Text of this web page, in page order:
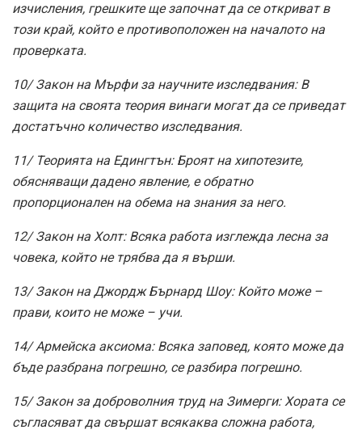
изчисления, грешките ще започнат да се откриват в
този край, който е противоположен на началото на
проверката.
10/ Закон на Мърфи за научните изследвания: В
защита на своята теория винаги могат да се приведат
достатъчно количество изследвания.
11/ Теорията на Едингтън: Броят на хипотезите,
обясняващи дадено явление, е обратно
пропорционален на обема на знания за него.
12/ Закон на Холт: Всяка работа изглежда лесна за
човека, който не трябва да я върши.
13/ Закон на Джордж Бърнард Шоу: Който може –
прави, които не може – учи.
14/ Армейска аксиома: Всяка заповед, която може да
бъде разбрана погрешно, се разбира погрешно.
15/ Закон за доброволния труд на Зимерги: Хората се
съгласяват да свършат всякаква сложна работа,